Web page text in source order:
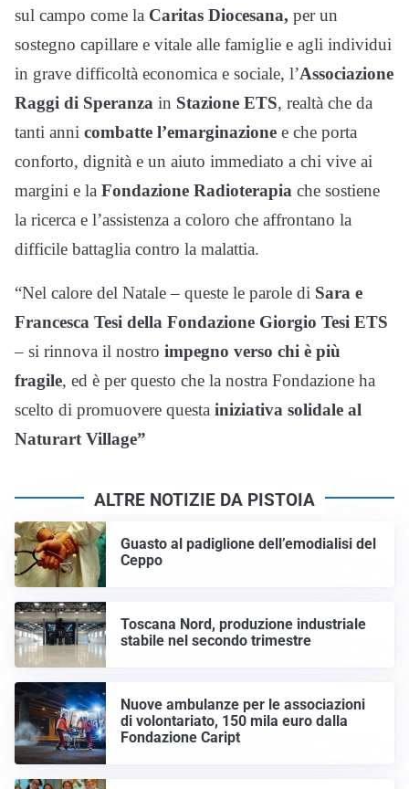
sul campo come la Caritas Diocesana, per un
sostegno capillare e vitale alle famiglie e agli individui
in grave difficoltà economica e sociale, l’Associazione
Raggi di Speranza in Stazione ETS, realtà che da
tanti anni combatte l’emarginazione e che porta
conforto, dignità e un aiuto immediato a chi vive ai
margini e la Fondazione Radioterapia che sostiene
la ricerca e l’assistenza a coloro che affrontano la
difficile battaglia contro la malattia.
“Nel calore del Natale – queste le parole di Sara e
Francesca Tesi della Fondazione Giorgio Tesi ETS
– si rinnova il nostro impegno verso chi è più
fragile, ed è per questo che la nostra Fondazione ha
scelto di promuovere questa iniziativa solidale al
Naturart Village”
ALTRE NOTIZIE DA PISTOIA
Guasto al padiglione dell’emodialisi del
Ceppo
Toscana Nord, produzione industriale
stabile nel secondo trimestre
Nuove ambulanze per le associazioni
di volontariato, 150 mila euro dalla
Fondazione Caript